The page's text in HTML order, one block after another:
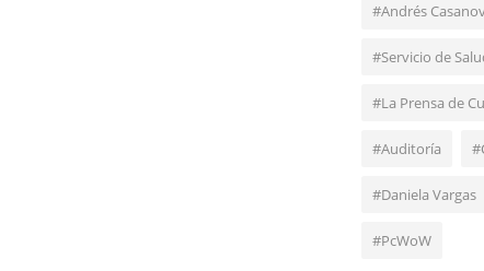
#Andrés
#Servicio de
#La Prensa de
#Auditoría
#Daniela Vargas
#PcWoW